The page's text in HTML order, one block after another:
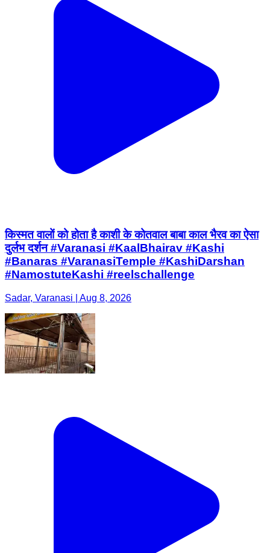
किस्मत वालों को होता है काशी के कोतवाल बाबा काल भैरव का ऐसा
दुर्लभ दर्शन #Varanasi #KaalBhairav #Kashi
#Banaras #VaranasiTemple #KashiDarshan
#NamostuteKashi #reelschallenge
Sadar, Varanasi | Aug 8, 2026